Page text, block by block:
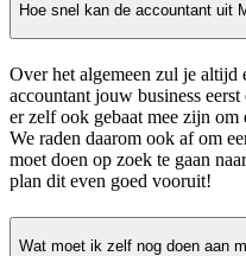
Hoe snel kan de accountant uit
Over het algemeen zul je altijd
accountant jouw business
er zelf ook gebaat mee zijn
We raden daarom ook af om
moet doen op zoek te gaan
plan dit even goed vooruit!
Wat moet ik zelf nog doen aan